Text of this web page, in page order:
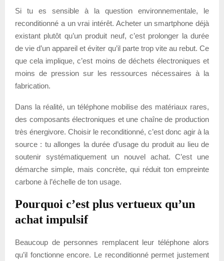
Si tu es sensible à la question environnementale, le
reconditionné a un vrai intérêt. Acheter un smartphone déjà
existant plutôt qu’un produit neuf, c’est prolonger la durée
de vie d’un appareil et éviter qu’il parte trop vite au rebut. Ce
que cela implique, c’est moins de déchets électroniques et
moins de pression sur les ressources nécessaires à la
fabrication.
Dans la réalité, un téléphone mobilise des matériaux rares,
des composants électroniques et une chaîne de production
très énergivore. Choisir le reconditionné, c’est donc agir à la
source : tu allonges la durée d’usage du produit au lieu de
soutenir systématiquement un nouvel achat. C’est une
démarche simple, mais concrète, qui réduit ton empreinte
carbone à l’échelle de ton usage.
Pourquoi c’est plus vertueux qu’un
achat impulsif
Beaucoup de personnes remplacent leur téléphone alors
qu’il fonctionne encore. Le reconditionné permet justement